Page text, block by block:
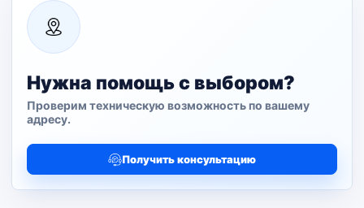
Нужна помощь с выбором?
Проверим техническую возможность по вашему
адресу.
Получить консультацию